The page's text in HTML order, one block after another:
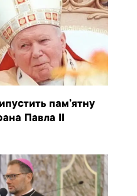
пам’ятну
Павла II